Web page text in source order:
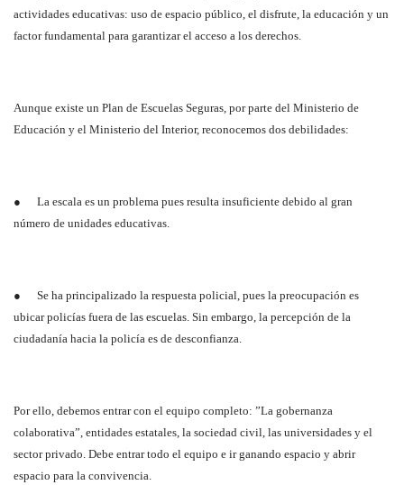
actividades educativas: uso de espacio público, el disfrute, la educación y un
factor fundamental para garantizar el acceso a los derechos.
Aunque existe un Plan de Escuelas Seguras, por parte del Ministerio de
Educación y el Ministerio del Interior, reconocemos dos debilidades:
● La escala es un problema pues resulta insuficiente debido al gran
número de unidades educativas.
● Se ha principalizado la respuesta policial, pues la preocupación es
ubicar policías fuera de las escuelas. Sin embargo, la percepción de la
ciudadanía hacia la policía es de desconfianza.
Por ello, debemos entrar con el equipo completo: ”La gobernanza
colaborativa”, entidades estatales, la sociedad civil, las universidades y el
sector privado. Debe entrar todo el equipo e ir ganando espacio y abrir
espacio para la convivencia.